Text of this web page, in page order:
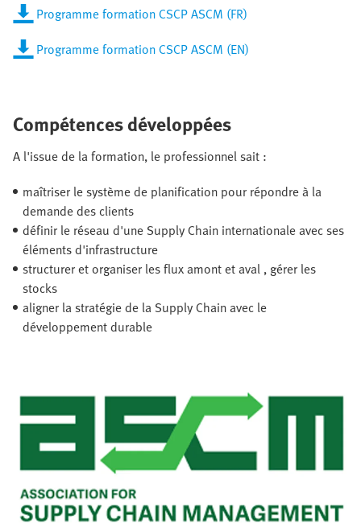
Programme formation CSCP ASCM (FR)
Programme formation CSCP ASCM (EN)
Compétences développées
A l'issue de la formation, le professionnel sait :
maîtriser le système de planification pour répondre à la
demande des clients
définir le réseau d'une Supply Chain internationale avec ses
éléments d'infrastructure
structurer et organiser les flux amont et aval , gérer les
stocks
aligner la stratégie de la Supply Chain avec le
développement durable